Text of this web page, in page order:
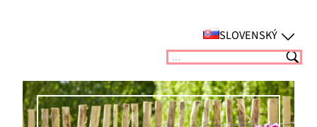
SLOVENSKÝ
Suchen